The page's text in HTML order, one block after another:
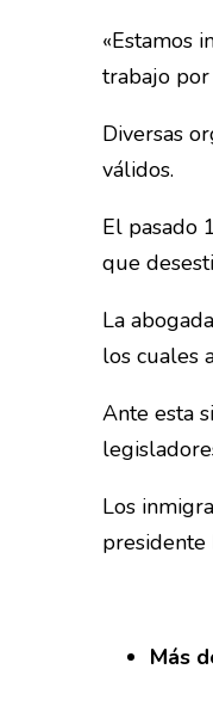
«Estamos
trabajo por
Diversas
válidos.
El pasado
que
La
los cuales
Ante esta
Los
Más